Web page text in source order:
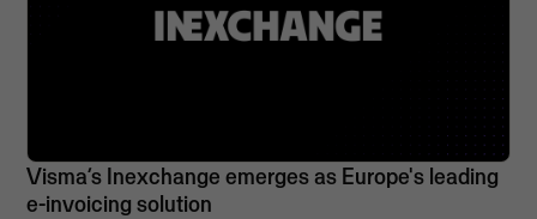
Visma’s Inexchange emerges as Europe's leading
e-invoicing solution